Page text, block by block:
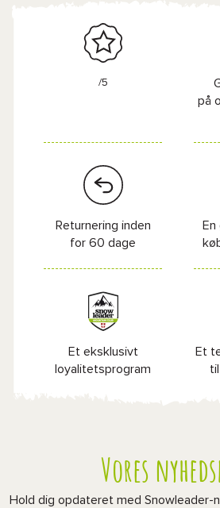
/5
på
Returnering inden
for 60 dage
Et eksklusivt
loyalitetsprogram
Et
Vores
Hold dig opdateret med Snowleader-